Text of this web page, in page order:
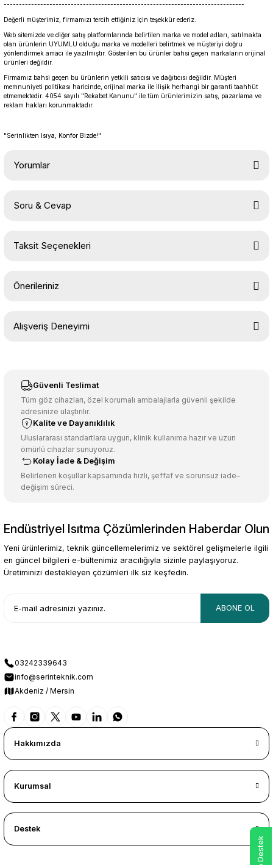
-------------------------------------------------------------------------------
Değerli müşterimiz, firmamızı tercih ettiğiniz için teşekkür ederiz.
Web sitemizde ve diğer satış platformlarında belirtilen marka ve model adları, satılmakta
olan ürünlerin UYUMLU olduğu marka ve modelleri belirtmek ve müşteriyi doğru
yönlendirmek amacı ile yazılmıştır. Gösterilen bu ürünler bahsi geçen markaların orijinal
ürünleri değildir.
Firmamız bahsi geçen bu ürünlerin yetkili satıcısı ve dağıtıcısı değildir. Müşteri
memnuniyeti politikası haricinde, orijinal marka ile ilişik herhangi bir garanti taahhüt
etmemektedir. 4054 sayılı "Rekabet Kanunu" ile tüm ürünlerimizin satış, pazarlama ve
reklam hakları korunmaktadır.
"Serinlikten Isıya, Konfor Bizde!"
Yorumlar
Soru & Cevap
Taksit Seçenekleri
Önerileriniz
konularda yetersiz gördüğünüz noktaları öneri formunu kullanarak
Ürün resmi kalitesiz, bozuk veya görüntülenemiyor.
Ürün açıklamasında eksik bilgiler bulunuyor.
Ürün bilgilerinde hatalar bulunuyor.
Ürün fiyatı diğer sitelerden daha pahalı.
Bu ürüne benzer farklı alternatifler olmalı.
Gönder
Alışveriş Deneyimi
Güvenli Teslimat
Tüm göz cihazları, özel korumalı ambalajlarla güvenli şekilde
adresinize ulaştırılır.
Kalite ve Dayanıklılık
Uluslararası standartlara uygun, klinik kullanıma hazır ve uzun
ömürlü cihazlar sunuyoruz.
Kolay İade & Değişim
Belirlenen koşullar kapsamında hızlı, şeffaf ve sorunsuz iade–
değişim süreci.
Endüstriyel Isıtma Çözümlerinden Haberdar Olun
Yeni ürünlerimiz, teknik güncellemelerimiz ve sektörel gelişmelerle ilgili
en güncel bilgileri e-bültenimiz aracılığıyla sizinle paylaşıyoruz.
Üretiminizi destekleyen çözümleri ilk siz keşfedin.
ABONE OL
03242339643
info@serinteknik.com
Akdeniz / Mersin
Hakkımızda
Kurumsal
Destek